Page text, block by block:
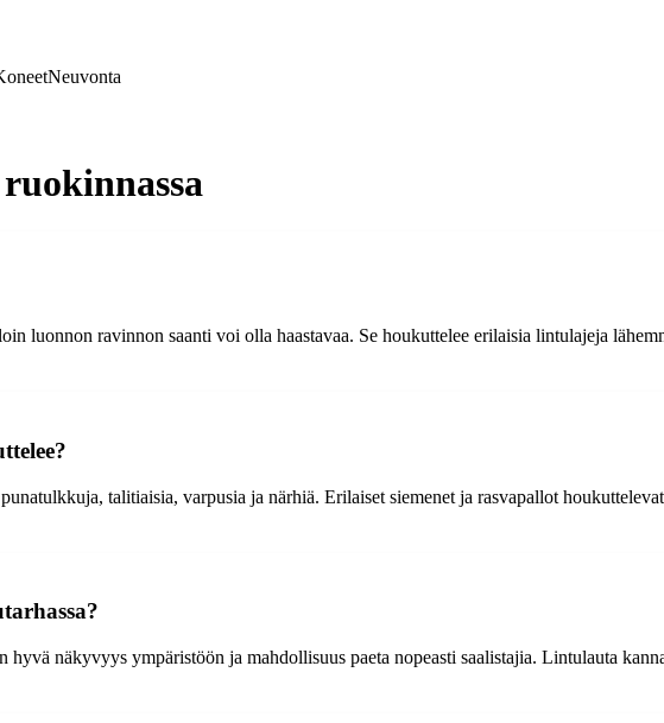
Neuvonta
luonnon ravinnon saanti voi olla haastavaa. Se houkuttelee erilaisia lintulajeja
talitiaisia, varpusia ja närhiä. Erilaiset siemenet ja rasvapallot
näkyvyys ympäristöön ja mahdollisuus paeta nopeasti saalistajia. Lintulauta